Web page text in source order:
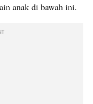
anak di bawah ini.